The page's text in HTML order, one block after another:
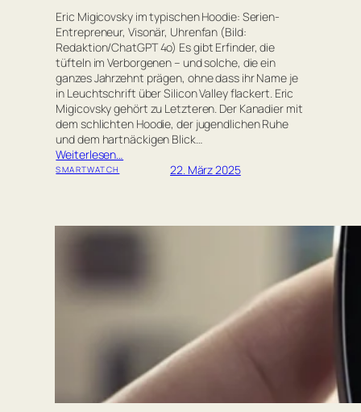
Eric Migicovsky im typischen Hoodie: Serien-
Entrepreneur, Visonär, Uhrenfan (Bild:
Redaktion/ChatGPT 4o) Es gibt Erfinder, die
tüfteln im Verborgenen – und solche, die ein
ganzes Jahrzehnt prägen, ohne dass ihr Name je
in Leuchtschrift über Silicon Valley flackert. Eric
Migicovsky gehört zu Letzteren. Der Kanadier mit
dem schlichten Hoodie, der jugendlichen Ruhe
und dem hartnäckigen Blick…
Weiterlesen…
SMARTWATCH 22. März 2025